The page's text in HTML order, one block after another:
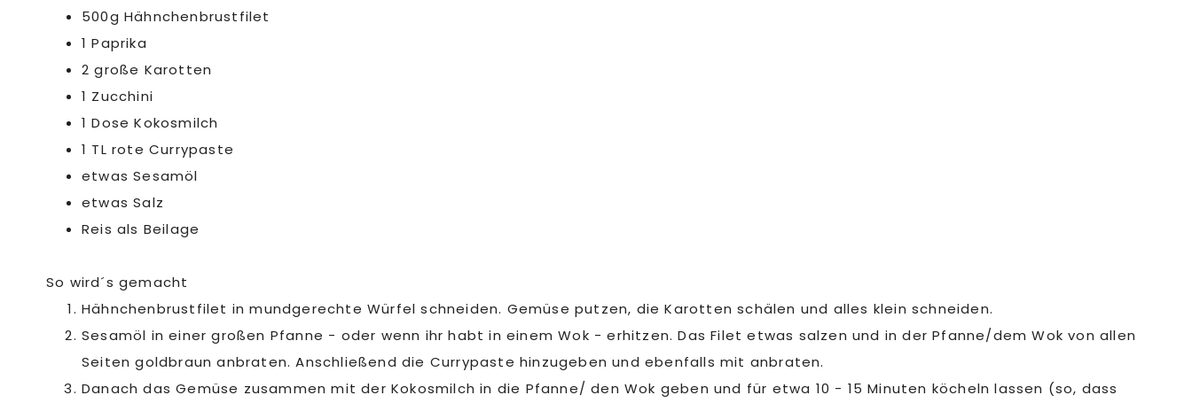
500g Hähnchenbrustfilet
1 Paprika
2 große Karotten
1 Zucchini
1 Dose Kokosmilch
1 TL rote Currypaste
etwas Sesamöl
etwas Salz
Reis als Beilage
So wird´s gemacht
Hähnchenbrustfilet in mundgerechte Würfel schneiden. Gemüse putzen, die Karotten schälen und alles klein schneiden.
Sesamöl in einer großen Pfanne - oder wenn ihr habt in einem Wok - erhitzen. Das Filet etwas salzen und in der Pfanne/dem Wok von allen
Seiten goldbraun anbraten. Anschließend die Currypaste hinzugeben und ebenfalls mit anbraten.
Danach das Gemüse zusammen mit der Kokosmilch in die Pfanne/ den Wok geben und für etwa 10 - 15 Minuten köcheln lassen (so, dass